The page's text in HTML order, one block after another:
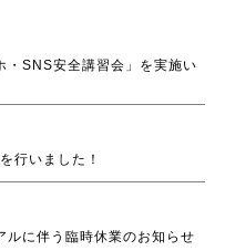
・SNS安全講習会」を実施い
行いました！
に伴う臨時休業のお知らせ